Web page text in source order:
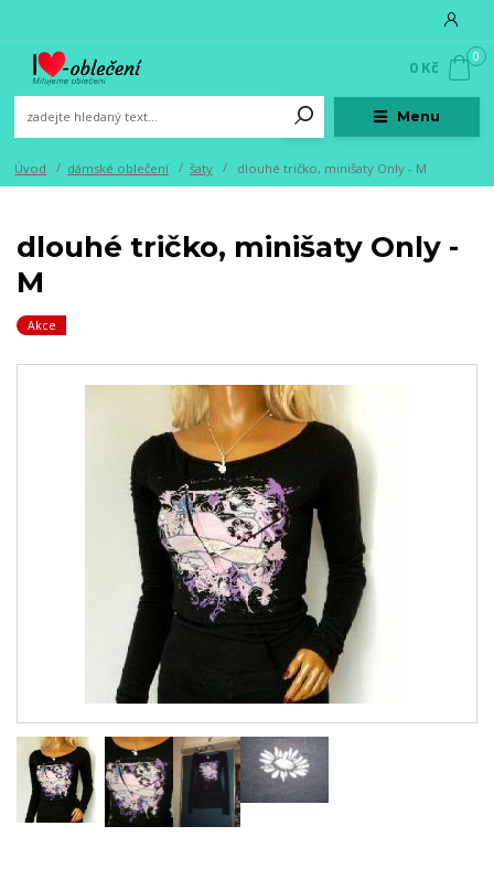
Menu
0
0 Kč
Úvod dámské oblečení šaty dlouhé tričko, minišaty Only - M
dlouhé tričko, minišaty Only -
M
Akce